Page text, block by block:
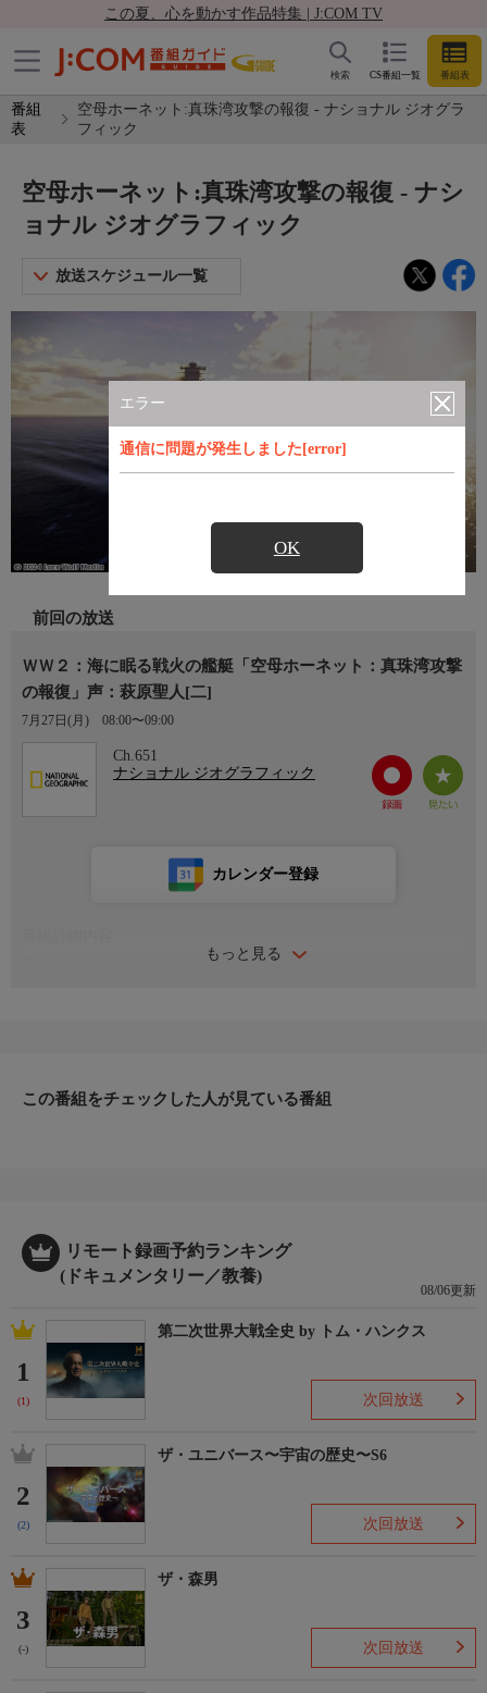
この夏、心を動かす作品特集 | J:COM TV
CS番組一覧 番組表
検索
番組
表
空母ホーネット:真珠湾攻撃の報復 - ナショナル ジオグラ
フィック
エラー
通信に問題が発生しました[error]
OK
空母ホーネット:真珠湾攻撃の報復 - ナシ
ョナル ジオグラフィック
放送スケジュール一覧
前回の放送
ＷＷ２：海に眠る戦火の艦艇「空母ホーネット：真珠湾攻撃
の報復」声：萩原聖人[二]
7月27日(月) 08:00〜09:00
Ch.651
ナショナル ジオグラフィック
もっと見る
カレンダー登録
映像を元に、沈没船が当時どんな運命を辿ったのか、長い時を経
が幕を開けようとしていた頃だった。しかしそのわずか半年後、
南太平洋の戦局が激しさを増す中、ホーネットは日本艦がひしめ
く「蜂の巣」のような海域へと入り込む。そして激戦の末にソロ
モン諸島沖でその短い生涯を閉じることになる。
この番組をチェックした人が見ている番組
リモート録画予約ランキング
(ドキュメンタリー／教養)
08/06更新
1
(1)
第二次世界大戦全史 by トム・ハンクス
次回放送
2
(2)
ザ・ユニバース〜宇宙の歴史〜S6
次回放送
3
(-)
ザ・森男
次回放送